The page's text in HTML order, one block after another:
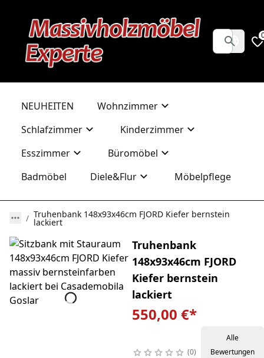
NEUHEITEN
Wohnzimmer
Schlafzimmer
Kinderzimmer
Esszimmer
Büromöbel
Badmöbel
Diele&Flur Möbelpflege
Truhenbank 148x93x46cm FJORD Kiefer bernstein
lackiert
Truhenbank
148x93x46cm FJORD
Kiefer bernstein
lackiert
550,00 €*
0
Alle
Bewertungen